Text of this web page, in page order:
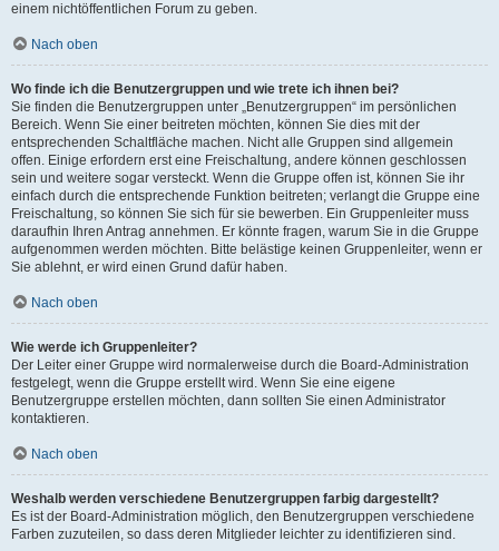
einem nichtöffentlichen Forum zu geben.
Nach oben
Wo finde ich die Benutzergruppen und wie trete ich ihnen bei?
Sie finden die Benutzergruppen unter „Benutzergruppen“ im persönlichen
Bereich. Wenn Sie einer beitreten möchten, können Sie dies mit der
entsprechenden Schaltfläche machen. Nicht alle Gruppen sind allgemein
offen. Einige erfordern erst eine Freischaltung, andere können geschlossen
sein und weitere sogar versteckt. Wenn die Gruppe offen ist, können Sie ihr
einfach durch die entsprechende Funktion beitreten; verlangt die Gruppe eine
Freischaltung, so können Sie sich für sie bewerben. Ein Gruppenleiter muss
daraufhin Ihren Antrag annehmen. Er könnte fragen, warum Sie in die Gruppe
aufgenommen werden möchten. Bitte belästige keinen Gruppenleiter, wenn er
Sie ablehnt, er wird einen Grund dafür haben.
Nach oben
Wie werde ich Gruppenleiter?
Der Leiter einer Gruppe wird normalerweise durch die Board-Administration
festgelegt, wenn die Gruppe erstellt wird. Wenn Sie eine eigene
Benutzergruppe erstellen möchten, dann sollten Sie einen Administrator
kontaktieren.
Nach oben
Weshalb werden verschiedene Benutzergruppen farbig dargestellt?
Es ist der Board-Administration möglich, den Benutzergruppen verschiedene
Farben zuzuteilen, so dass deren Mitglieder leichter zu identifizieren sind.